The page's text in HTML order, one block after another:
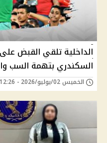
الداخلية تلقي القبض
السكندري بتهمة السب
الخميس 02/يوليو/2026 - 12:26 ص